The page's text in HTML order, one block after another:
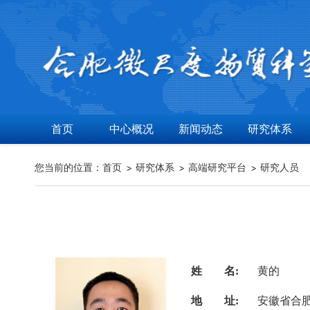
首页 中心概况 新闻动态 研究体系
您当前的位置： 首页 研究体系 高端研究平台 研究人员
姓 名: 黄的
地 址: 安徽省合